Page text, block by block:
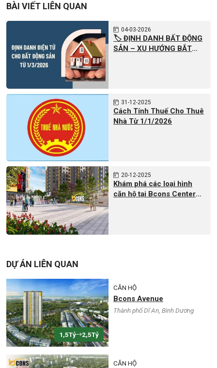
BÀI VIẾT LIÊN QUAN
04 03-2026
🏷️ ĐỊNH DANH BẤT ĐỘNG
SẢN – XU HƯỚNG BẮT
31 12-2025
Cách Tính Thuế Cho Thuê
Nhà Từ 1/1/2026
20 12-2025
Khám phá các loại hình
căn hộ tại Bcons Center
DỰ ÁN LIÊN QUAN
1,5Tỷ 2,5Tỷ
CĂN HỘ
Bcons Avenue
Thành phố Dĩ An, Bình Dương
CĂN HỘ